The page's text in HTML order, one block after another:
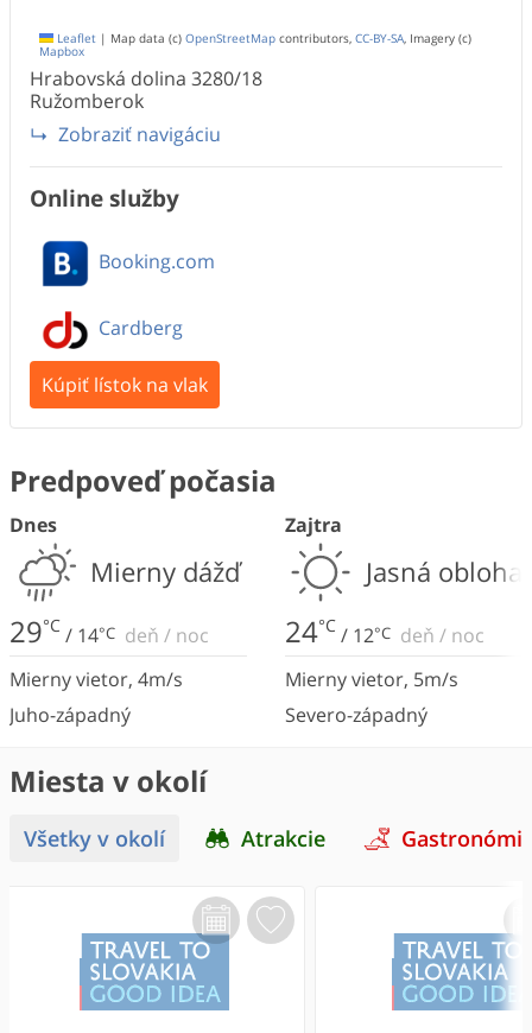
Leaflet | Map data (c) OpenStreetMap contributors, CC-BY-SA, Imagery (c)
Mapbox
Hrabovská dolina 3280/18
Ružomberok
Zobraziť navigáciu
Online služby
Booking.com
Cardberg
Kúpiť lístok na vlak
Predpoveď počasia
Dnes
Mierny dážď
29°C / 14°C deň / noc
Mierny vietor, 4m/s
Juho-západný
Zajtra
Jasná obloha
24°C / 12°C deň / noc
Mierny vietor, 5m/s
Severo-západný
Miesta v okolí
Všetky v okolí Atrakcie